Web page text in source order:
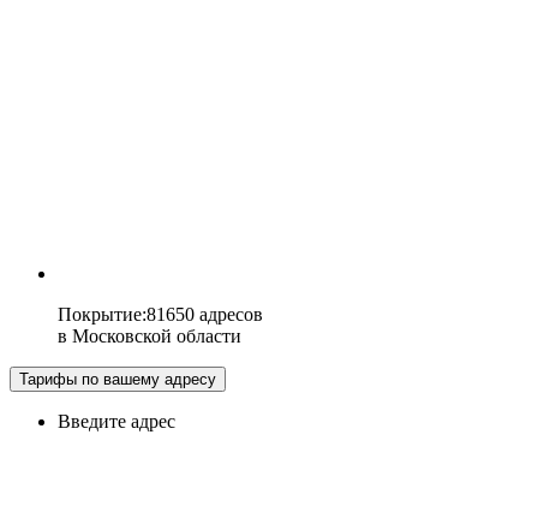
Покрытие:81650 адресов
в Московской области
Тарифы по вашему адресу
Введите адрес